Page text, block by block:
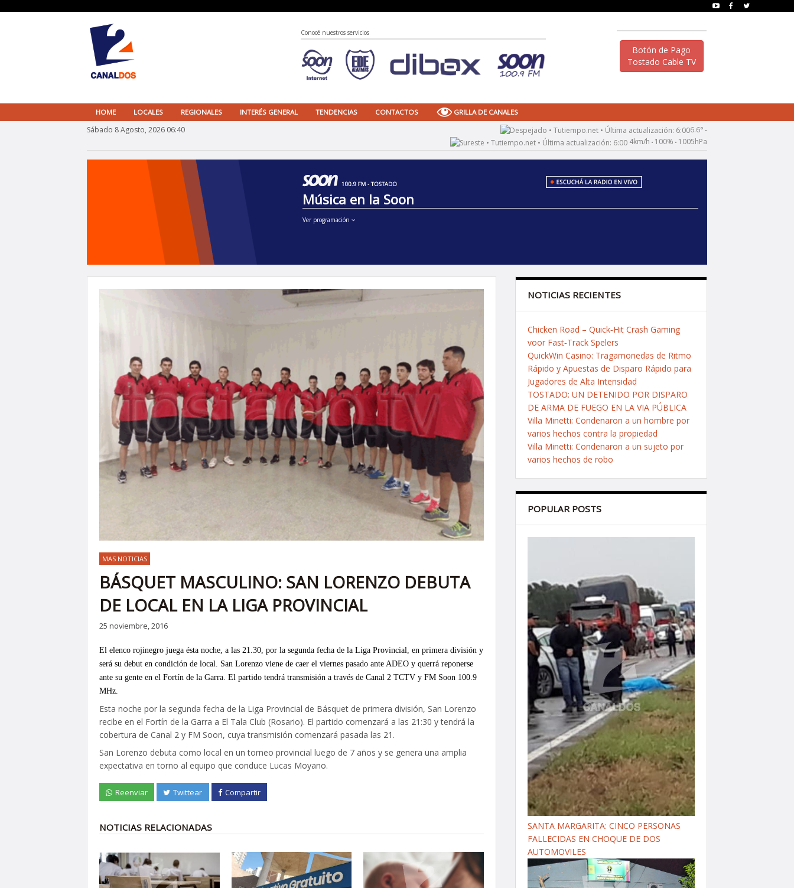
Conocé nuestros servicios
Botón de Pago
Tostado Cable TV
HOME LOCALES REGIONALES INTERÉS GENERAL TENDENCIAS CONTACTOS GRILLA DE CANALES
Sábado 8 Agosto, 2026 06:40 6.6° •
4km/h • 100% • 1005hPa
Música en la Soon
Ver programación
MAS NOTICIAS
BÁSQUET MASCULINO: SAN LORENZO DEBUTA
DE LOCAL EN LA LIGA PROVINCIAL
25 noviembre, 2016
El elenco rojinegro juega ésta noche, a las 21.30, por la segunda fecha de la Liga Provincial, en primera división y
será su debut en condición de local. San Lorenzo viene de caer el viernes pasado ante ADEO y querrá reponerse
ante su gente en el Fortín de la Garra. El partido tendrá transmisión a través de Canal 2 TCTV y FM Soon 100.9
MHz.
Esta noche por la segunda fecha de la Liga Provincial de Básquet de primera división, San Lorenzo
recibe en el Fortín de la Garra a El Tala Club (Rosario). El partido comenzará a las 21:30 y tendrá la
cobertura de Canal 2 y FM Soon, cuya transmisión comenzará pasada las 21.
San Lorenzo debuta como local en un torneo provincial luego de 7 años y se genera una amplia
expectativa en torno al equipo que conduce Lucas Moyano.
Reenviar Twittear Compartir
NOTICIAS RELACIONADAS
NOTICIAS RECIENTES
Chicken Road – Quick‑Hit Crash Gaming
voor Fast‑Track Spelers
QuickWin Casino: Tragamonedas de Ritmo
Rápido y Apuestas de Disparo Rápido para
Jugadores de Alta Intensidad
TOSTADO: UN DETENIDO POR DISPARO
DE ARMA DE FUEGO EN LA VIA PÚBLICA
Villa Minetti: Condenaron a un hombre por
varios hechos contra la propiedad
Villa Minetti: Condenaron a un sujeto por
varios hechos de robo
POPULAR POSTS
SANTA MARGARITA: CINCO PERSONAS
FALLECIDAS EN CHOQUE DE DOS
AUTOMOVILES